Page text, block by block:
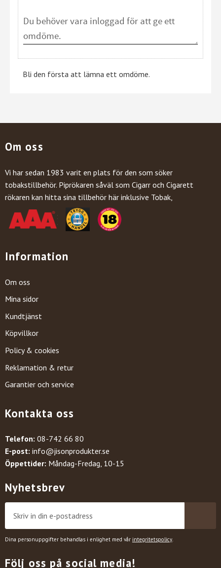
Bli den första att lämna ett omdöme.
Om oss
Vi har sedan 1983 varit en plats för den som söker
tobakstillbehör. Piprökaren såväl som Cigarr och Cigarett
rökaren kan hitta sina tillbehör här inklusive Tobak,
Information
Om oss
Mina sidor
Kundtjänst
Köpvillkor
Policy & cookies
Reklamation & retur
Garantier och service
Kontakta oss
Telefon: 08-742 66 80
E-post: info@jisonprodukter.se
Öppettider: Måndag-Fredag, 10-15
Nyhetsbrev
Dina personuppgifter behandlas i enlighet med vår integritetspolicy.
Följ oss på social media!